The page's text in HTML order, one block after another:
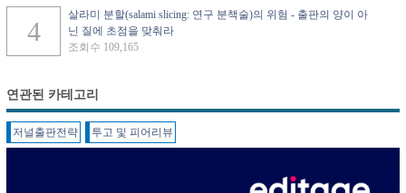
살라미 분할(salami slicing: 연구 분책술)의 위험 - 출판의 양이 아
닌 질에 초점을 맞춰라
조회수 109,165
연관된 카테고리
저널출판전략 투고 및 피어리뷰